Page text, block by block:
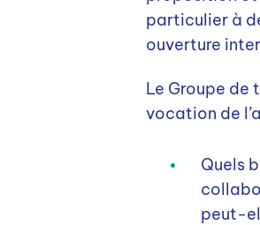
particulier à
ouverture
Le Groupe
vocation de
Quels
peut-